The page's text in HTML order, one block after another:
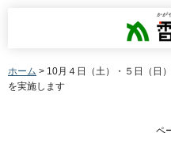
ホーム > 10月４日（土）・５日（日
を実施します
ペ